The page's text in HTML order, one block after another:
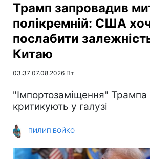
Трамп запровадив
полікремній: США
послабити
Китаю
03:37 07.08.2026 Пт
"Імпортозаміщення"
критикують у галузі
ПИЛИП БОЙКО